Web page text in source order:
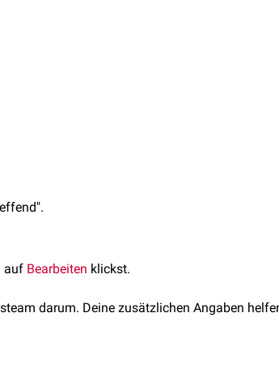
auf Bearbeiten klickst.
darum. Deine zusätzlichen Angaben